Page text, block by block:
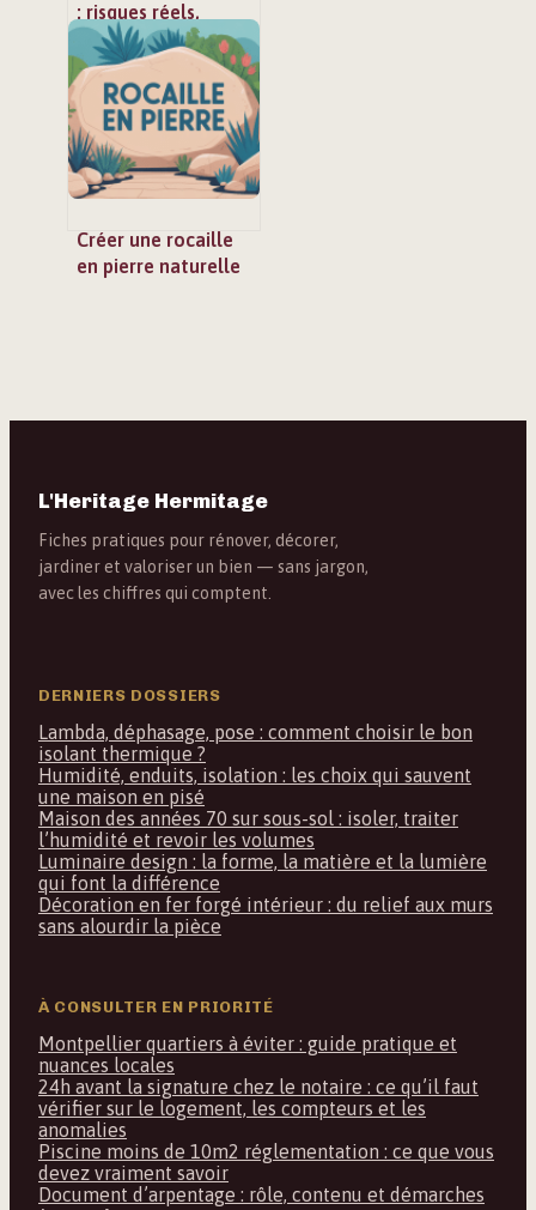
: risques réels,
alternatives et
cadre légal
Créer une rocaille
en pierre naturelle
L'Heritage Hermitage
Fiches pratiques pour rénover, décorer,
jardiner et valoriser un bien — sans jargon,
avec les chiffres qui comptent.
DERNIERS DOSSIERS
Lambda, déphasage, pose : comment choisir le bon
isolant thermique ?
Humidité, enduits, isolation : les choix qui sauvent
une maison en pisé
Maison des années 70 sur sous-sol : isoler, traiter
l’humidité et revoir les volumes
Luminaire design : la forme, la matière et la lumière
qui font la différence
Décoration en fer forgé intérieur : du relief aux murs
sans alourdir la pièce
À CONSULTER EN PRIORITÉ
Montpellier quartiers à éviter : guide pratique et
nuances locales
24h avant la signature chez le notaire : ce qu’il faut
vérifier sur le logement, les compteurs et les
anomalies
Piscine moins de 10m2 réglementation : ce que vous
devez vraiment savoir
Document d’arpentage : rôle, contenu et démarches